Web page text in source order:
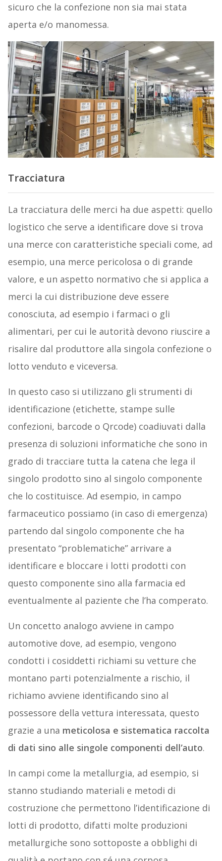
sicuro che la confezione non sia mai stata
aperta e/o manomessa.
Tracciatura
La tracciatura delle merci ha due aspetti: quello
logistico che serve a identificare dove si trova
una merce con caratteristiche speciali come, ad
esempio, una merce pericolosa o di grande
valore, e un aspetto normativo che si applica a
merci la cui distribuzione deve essere
conosciuta, ad esempio i farmaci o gli
alimentari, per cui le autorità devono riuscire a
risalire dal produttore alla singola confezione o
lotto venduto e viceversa.
In questo caso si utilizzano gli strumenti di
identificazione (etichette, stampe sulle
confezioni, barcode o Qrcode) coadiuvati dalla
presenza di soluzioni informatiche che sono in
grado di tracciare tutta la catena che lega il
singolo prodotto sino al singolo componente
che lo costituisce. Ad esempio, in campo
farmaceutico possiamo (in caso di emergenza)
partendo dal singolo componente che ha
presentato “problematiche” arrivare a
identificare e bloccare i lotti prodotti con
questo componente sino alla farmacia ed
eventualmente al paziente che l’ha comperato.
Un concetto analogo avviene in campo
automotive dove, ad esempio, vengono
condotti i cosiddetti richiami su vetture che
montano parti potenzialmente a rischio, il
richiamo avviene identificando sino al
possessore della vettura interessata, questo
grazie a una meticolosa e sistematica raccolta
di dati sino alle singole componenti dell’auto.
In campi come la metallurgia, ad esempio, si
stanno studiando materiali e metodi di
costruzione che permettono l’identificazione di
lotti di prodotto, difatti molte produzioni
metallurgiche sono sottoposte a obblighi di